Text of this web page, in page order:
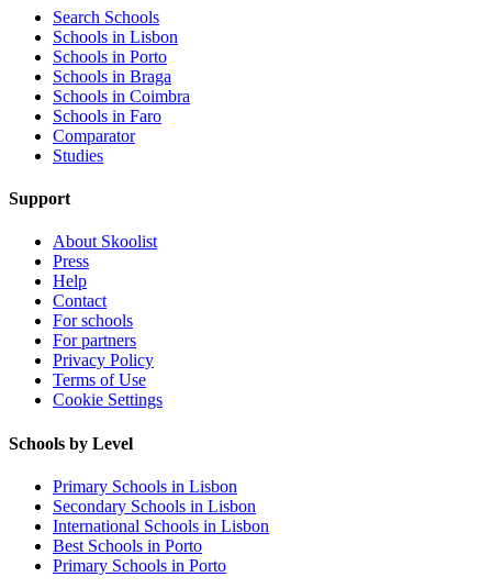
Search Schools
Schools in Lisbon
Schools in Porto
Schools in Braga
Schools in Coimbra
Schools in Faro
Comparator
Studies
Support
About Skoolist
Press
Help
Contact
For schools
For partners
Privacy Policy
Terms of Use
Cookie Settings
Schools by Level
Primary Schools in Lisbon
Secondary Schools in Lisbon
International Schools in Lisbon
Best Schools in Porto
Primary Schools in Porto